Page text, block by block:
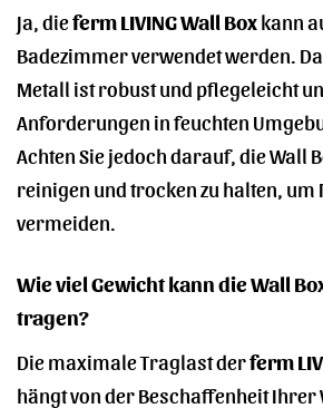
Ja, dieferm LIVING Wall Boxkann
Badezimmer verwendet werden.
Metall ist robust und pflegeleicht
Anforderungen in feuchten
Achten Sie jedoch darauf, die Wall
reinigen und trocken zu halten, um
vermeiden.
Wie viel Gewicht kann die Wall
tragen?
Die maximale Traglast derferm
hängt von der Beschaffenheit Ihrer